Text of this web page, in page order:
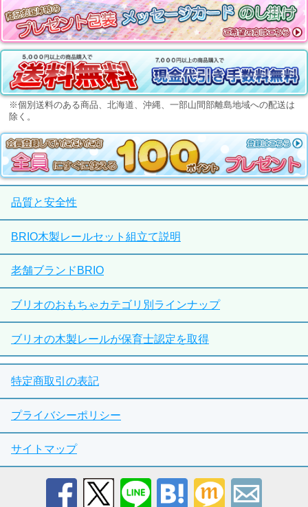
※個別送料のある商品、北海道、沖縄、一部山間部離島地域への配送は
除く。
品質と安全性
BRIO木製レールセット組立て説明
老舗ブランドBRIO
ブリオのおもちゃカテゴリ別ラインナップ
ブリオの木製レールが保育士認定を取得
特定商取引の表記
プライバシーポリシー
サイトマップ